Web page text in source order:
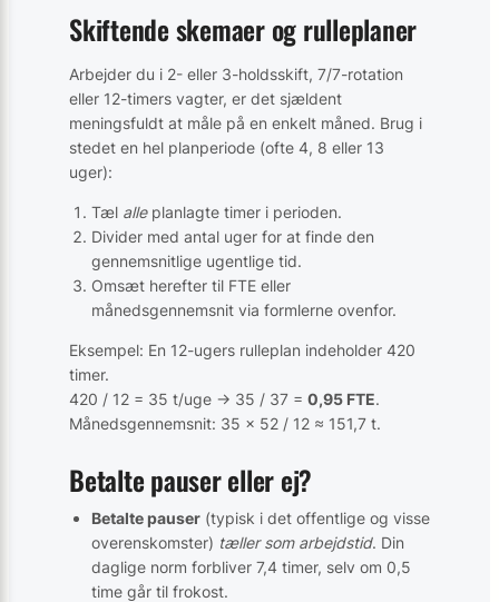
Skiftende skemaer og rulleplaner
Arbejder du i 2- eller 3-holdsskift, 7/7-rotation
eller 12-timers vagter, er det sjældent
meningsfuldt at måle på en enkelt måned. Brug i
stedet en hel planperiode (ofte 4, 8 eller 13
uger):
Tæl alleplanlagte timer i perioden.
Divider med antal uger for at finde den
gennemsnitlige ugentlige tid.
Omsæt herefter til FTE eller
månedsgennemsnit via formlerne ovenfor.
Eksempel: En 12-ugers rulleplan indeholder 420
timer.
420 / 12 = 35 t/uge → 35 / 37 = 0,95 FTE.
Månedsgennemsnit: 35 × 52 / 12 ≈ 151,7 t.
Betalte pauser eller ej?
Betalte pauser (typisk i det offentlige og visse
overenskomster) tæller som arbejdstid. Din
daglige norm forbliver 7,4 timer, selv om 0,5
time går til frokost.